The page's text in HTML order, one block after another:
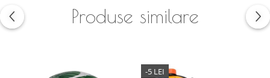
Produse similare
-5 LEI